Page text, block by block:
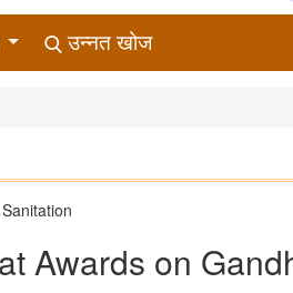
उन्नत खोज